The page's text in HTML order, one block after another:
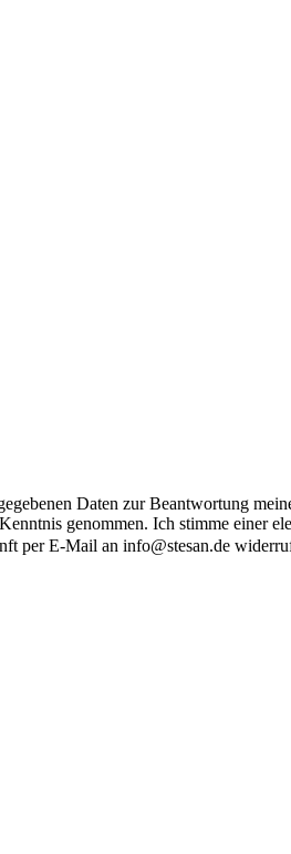
Daten zur Beantwortung
genommen. Ich stimme einer
per E-Mail an info@stesan.de